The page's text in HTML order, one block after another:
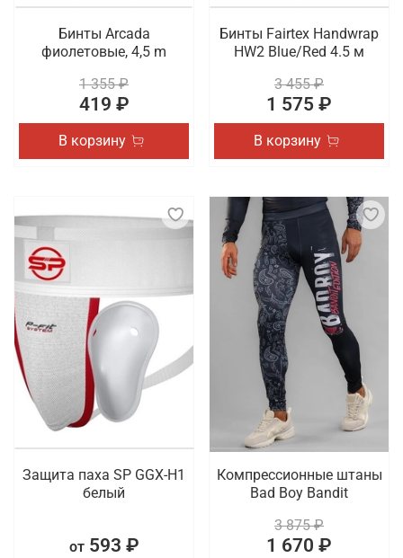
Бинты Arcada
фиолетовые, 4,5 m
1 355 ₽
419 ₽
В корзину
Бинты Fairtex Handwrap
HW2 Blue/Red 4.5 м
3 455 ₽
1 575 ₽
В корзину
Защита паха SP GGX-H1
белый
от593 ₽
Компрессионные штаны
Bad Boy Bandit
3 875 ₽
1 670 ₽